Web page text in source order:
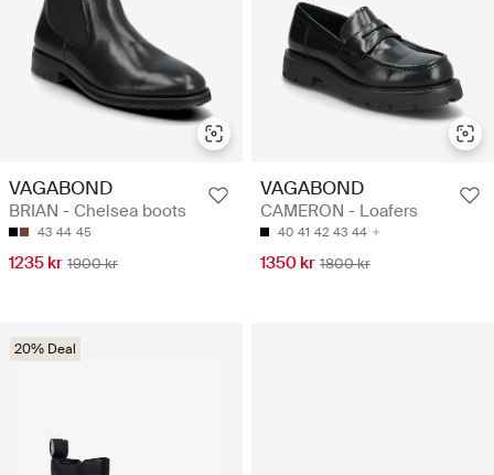
VAGABOND
BRIAN - Chelsea boots
43 44 45
1235 kr 1900 kr
VAGABOND
CAMERON - Loafers
40 41 42 43 44
1350 kr 1800 kr
20% Deal